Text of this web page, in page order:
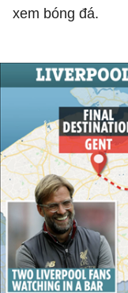
xem bóng đá.